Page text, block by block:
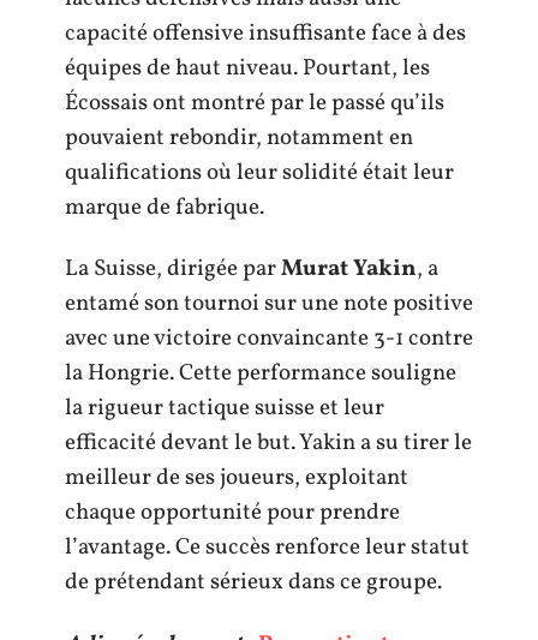
capacité offensive insuffisante face à des
équipes de haut niveau. Pourtant, les
Écossais ont montré par le passé qu’ils
pouvaient rebondir, notamment en
qualifications où leur solidité était leur
marque de fabrique.
La Suisse, dirigée parMurat Yakin, a
entamé son tournoi sur une note positive
avec une victoire convaincante 3-1 contre
la Hongrie. Cette performance souligne
la rigueur tactique suisse et leur
efficacité devant le but. Yakin a su tirer le
meilleur de ses joueurs, exploitant
chaque opportunité pour prendre
l’avantage. Ce succès renforce leur statut
de prétendant sérieux dans ce groupe.